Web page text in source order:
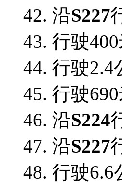
42. 沿S227
43. 行驶400
44. 行驶2.4
45. 行驶690
46. 沿S224
47. 沿S227
48. 行驶6.6